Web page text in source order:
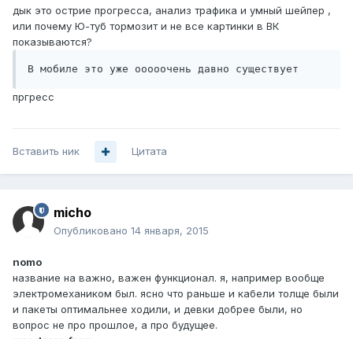
дык это острие прогресса, анализ трафика и умный шейпер ,
или почему Ю-туб тормозит и не все картинки в ВК
показываются?
В мобиле это уже ооооочень давно существует
пргресс
Вставить ник Цитата
micho
Опубликовано 14 января, 2015
nomo
название на важно, важен функционал. я, например вообще
электромехаником был. ясно что раньше и кабели толще были
и пакеты оптимальнее ходили, и девки добрее были, но
вопрос не про прошлое, а про будущее.